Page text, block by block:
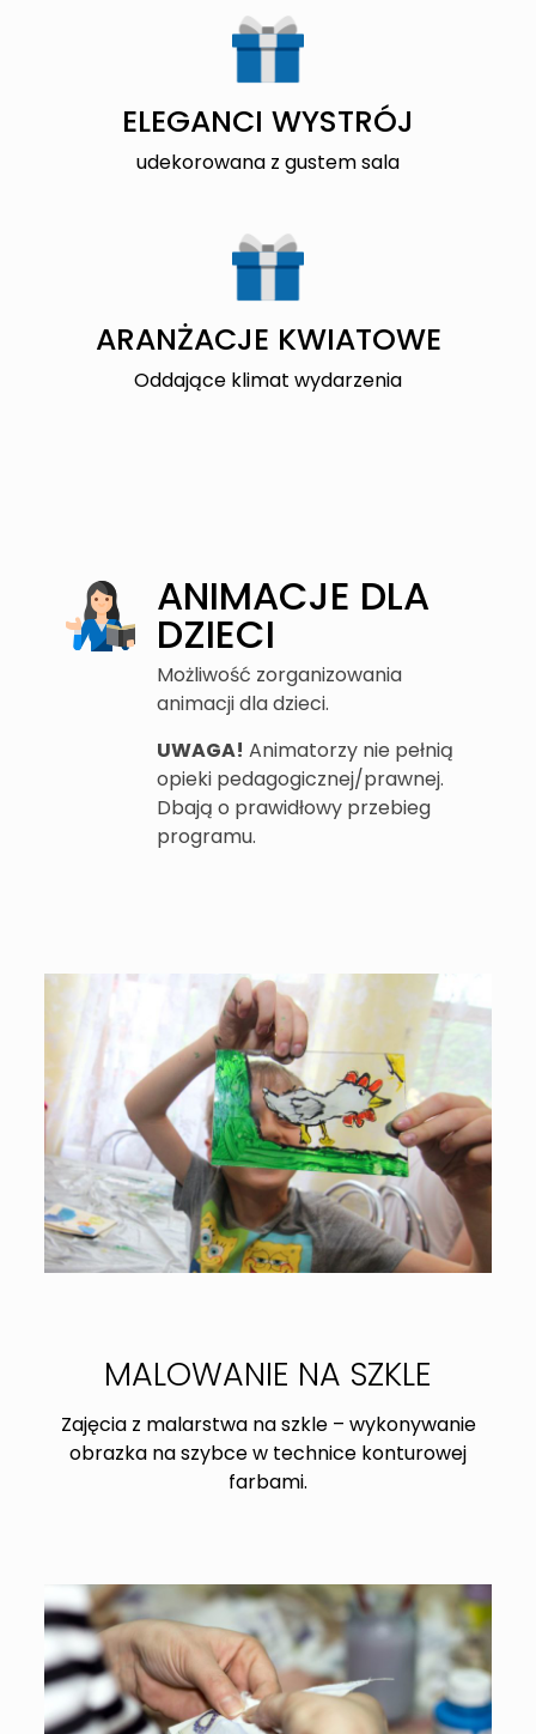
ELEGANCI WYSTRÓJ
udekorowana z gustem sala
ARANŻACJE KWIATOWE
Oddające klimat wydarzenia
ANIMACJE DLA
DZIECI
Możliwość zorganizowania
animacji dla dzieci.
UWAGA! Animatorzy nie pełnią
opieki pedagogicznej/prawnej.
Dbają o prawidłowy przebieg
programu.
MALOWANIE NA SZKLE
Zajęcia z malarstwa na szkle – wykonywanie
obrazka na szybce w technice konturowej
farbami.